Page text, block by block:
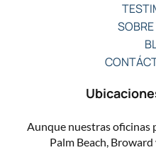
Aunque nuestras oficinas
Palm Beach,